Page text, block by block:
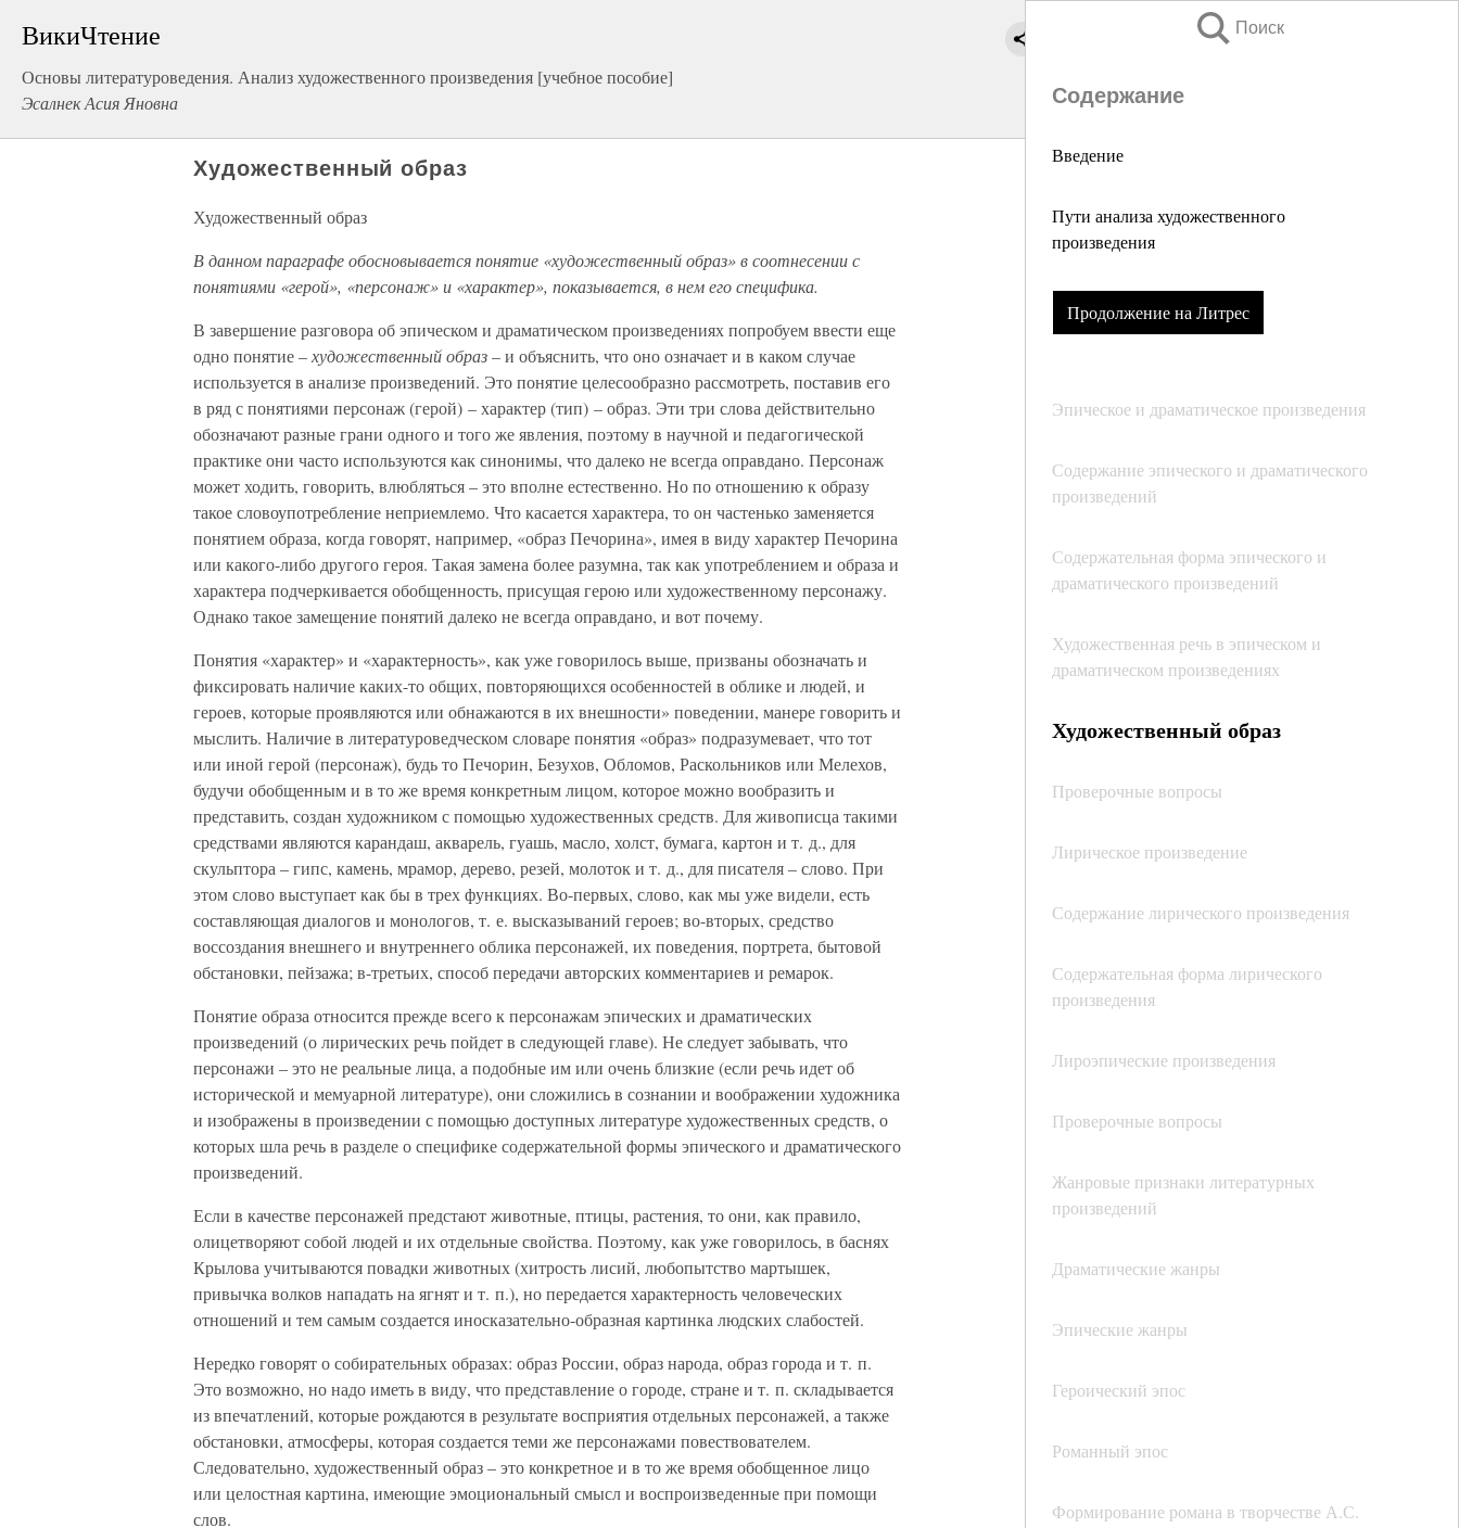
ВикиЧтение
Основы литературоведения. Анализ художественного произведения [учебное пособие]
Эсалнек Асия Яновна
Поиск
Содержание
Введение
Пути анализа художественного
произведения
Продолжение на Литрес
Эпическое и драматическое произведения
Содержание эпического и драматического
произведений
Содержательная форма эпического и
драматического произведений
Художественная речь в эпическом и
драматическом произведениях
Художественный образ
Проверочные вопросы
Лирическое произведение
Содержание лирического произведения
Содержательная форма лирического
произведения
Лироэпические произведения
Проверочные вопросы
Жанровые признаки литературных
произведений
Драматические жанры
Эпические жанры
Героический эпос
Романный эпос
Формирование романа в творчестве А.С.
Художественный образ
Художественный образ
В данном параграфе обосновывается понятие «художественный образ» в соотнесении с
понятиями «герой», «персонаж» и «характер», показывается, в нем его специфика.
В завершение разговора об эпическом и драматическом произведениях попробуем ввести еще
одно понятие –художественный образ– и объяснить, что оно означает и в каком случае
используется в анализе произведений. Это понятие целесообразно рассмотреть, поставив его
в ряд с понятиями персонаж (герой) – характер (тип) – образ. Эти три слова действительно
обозначают разные грани одного и того же явления, поэтому в научной и педагогической
практике они часто используются как синонимы, что далеко не всегда оправдано. Персонаж
может ходить, говорить, влюбляться – это вполне естественно. Но по отношению к образу
такое словоупотребление неприемлемо. Что касается характера, то он частенько заменяется
понятием образа, когда говорят, например, «образ Печорина», имея в виду характер Печорина
или какого-либо другого героя. Такая замена более разумна, так как употреблением и образа и
характера подчеркивается обобщенность, присущая герою или художественному персонажу.
Однако такое замещение понятий далеко не всегда оправдано, и вот почему.
Понятия «характер» и «характерность», как уже говорилось выше, призваны обозначать и
фиксировать наличие каких-то общих, повторяющихся особенностей в облике и людей, и
героев, которые проявляются или обнажаются в их внешности» поведении, манере говорить и
мыслить. Наличие в литературоведческом словаре понятия «образ» подразумевает, что тот
или иной герой (персонаж), будь то Печорин, Безухов, Обломов, Раскольников или Мелехов,
будучи обобщенным и в то же время конкретным лицом, которое можно вообразить и
представить, создан художником с помощью художественных средств. Для живописца такими
средствами являются карандаш, акварель, гуашь, масло, холст, бумага, картон и т. д., для
скульптора – гипс, камень, мрамор, дерево, резей, молоток и т. д., для писателя – слово. При
этом слово выступает как бы в трех функциях. Во-первых, слово, как мы уже видели, есть
составляющая диалогов и монологов, т. е. высказываний героев; во-вторых, средство
воссоздания внешнего и внутреннего облика персонажей, их поведения, портрета, бытовой
обстановки, пейзажа; в-третьих, способ передачи авторских комментариев и ремарок.
Понятие образа относится прежде всего к персонажам эпических и драматических
произведений (о лирических речь пойдет в следующей главе). Не следует забывать, что
персонажи – это не реальные лица, а подобные им или очень близкие (если речь идет об
исторической и мемуарной литературе), они сложились в сознании и воображении художника
и изображены в произведении с помощью доступных литературе художественных средств, о
которых шла речь в разделе о специфике содержательной формы эпического и драматического
произведений.
Если в качестве персонажей предстают животные, птицы, растения, то они, как правило,
олицетворяют собой людей и их отдельные свойства. Поэтому, как уже говорилось, в баснях
Крылова учитываются повадки животных (хитрость лисий, любопытство мартышек,
привычка волков нападать на ягнят и т. п.), но передается характерность человеческих
отношений и тем самым создается иносказательно-образная картинка людских слабостей.
Нередко говорят о собирательных образах: образ России, образ народа, образ города и т. п.
Это возможно, но надо иметь в виду, что представление о городе, стране и т. п. складывается
из впечатлений, которые рождаются в результате восприятия отдельных персонажей, а также
обстановки, атмосферы, которая создается теми же персонажами повествователем.
Следовательно, художественный образ – это конкретное и в то же время обобщенное лицо
или целостная картина, имеющие эмоциональный смысл и воспроизведенные при помощи
слов.